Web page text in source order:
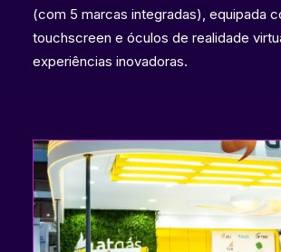
(com 5 marcas integradas), equipada
touchscreen e óculos de realidade
experiências inovadoras.